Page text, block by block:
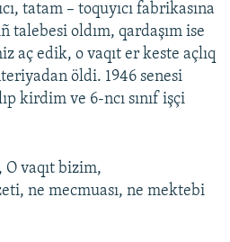
tatam – toquyıcı fabrikasına
talebesi oldım, qardaşım ise
aç edik, o vaqıt er keste açlıq
öldi. 1946 senesi
kirdim ve 6-ncı sınıf işçi
O vaqıt bizim,
ne mecmuası, ne mektebi